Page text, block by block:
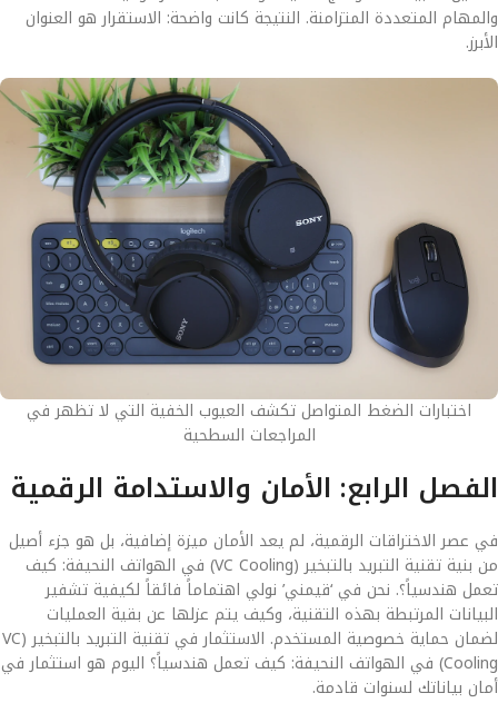
والمهام المتعددة المتزامنة. النتيجة كانت واضحة: الاستقرار هو العنوان
الأبرز.
اختبارات الضغط المتواصل تكشف العيوب الخفية التي لا تظهر في
المراجعات السطحية
الفصل الرابع: الأمان والاستدامة الرقمية
في عصر الاختراقات الرقمية، لم يعد الأمان ميزة إضافية، بل هو جزء أصيل
من بنية تقنية التبريد بالتبخير (VC Cooling) في الهواتف النحيفة: كيف
تعمل هندسياً؟. نحن في ‘قيمني’ نولي اهتماماً فائقاً لكيفية تشفير
البيانات المرتبطة بهذه التقنية، وكيف يتم عزلها عن بقية العمليات
لضمان حماية خصوصية المستخدم. الاستثمار في تقنية التبريد بالتبخير (VC
Cooling) في الهواتف النحيفة: كيف تعمل هندسياً؟ اليوم هو استثمار في
أمان بياناتك لسنوات قادمة.